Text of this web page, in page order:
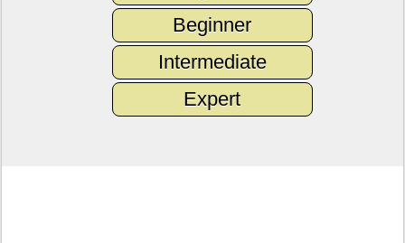
Beginner
Intermediate
Expert